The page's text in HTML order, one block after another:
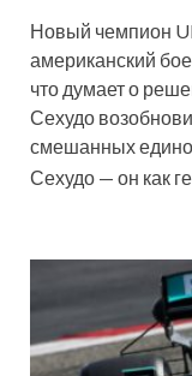
Новый чемпион
американский
что думает о
Сехудо
смешанных
Сехудо — он как